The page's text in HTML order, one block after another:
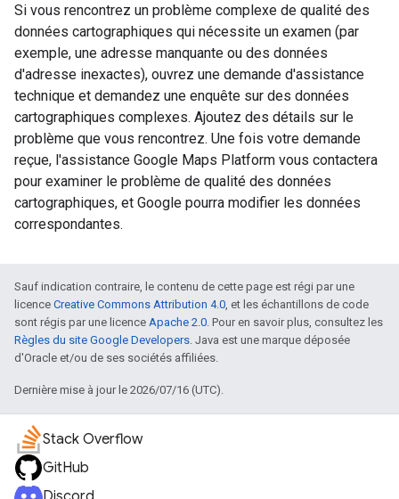
Si vous rencontrez un problème complexe de qualité des
données cartographiques qui nécessite un examen (par
exemple, une adresse manquante ou des données
d'adresse inexactes), ouvrez une demande d'assistance
technique et demandez une enquête sur des données
cartographiques complexes. Ajoutez des détails sur le
problème que vous rencontrez. Une fois votre demande
reçue, l'assistance Google Maps Platform vous contactera
pour examiner le problème de qualité des données
cartographiques, et Google pourra modifier les données
correspondantes.
Sauf indication contraire, le contenu de cette page est régi par une
licence Creative Commons Attribution 4.0 , et les échantillons de code
sont régis par une licence Apache 2.0 . Pour en savoir plus, consultez les
Règles du site Google Developers . Java est une marque déposée
d'Oracle et/ou de ses sociétés affiliées.
Dernière mise à jour le 2026/07/16 (UTC).
Stack Overflow
GitHub